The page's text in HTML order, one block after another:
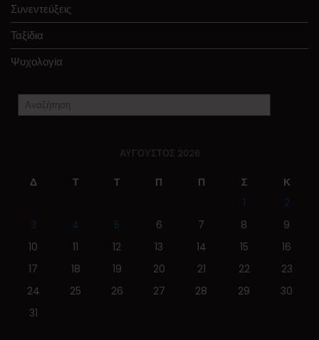
Συνεντεύξεις
Ταξίδια
Ψυχολογία
ΑΎΓΟΥΣΤΟΣ 2026
Δ Τ Τ Π Π Σ
Κ
1
2
3
4 5 6 7 8
9
10
11 12 13 14 15
16
17
18 19 20 21 22
23
24
25 26 27 28 29
30
31